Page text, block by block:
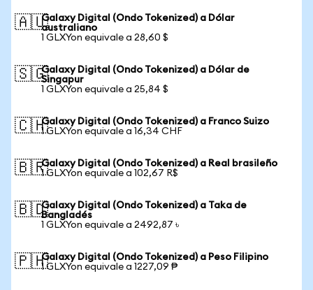
🇦🇺Galaxy Digital (Ondo Tokenized) a Dólar
australiano
1 GLXYon equivale a 28,60 $
🇸🇬Galaxy Digital (Ondo Tokenized) a Dólar de
Singapur
1 GLXYon equivale a 25,84 $
🇨🇭Galaxy Digital (Ondo Tokenized) a Franco Suizo
1 GLXYon equivale a 16,34 CHF
🇧🇷Galaxy Digital (Ondo Tokenized) a Real brasileño
1 GLXYon equivale a 102,67 R$
🇧🇩Galaxy Digital (Ondo Tokenized) a Taka de
Bangladés
1 GLXYon equivale a 2492,87 ৳
🇵🇭Galaxy Digital (Ondo Tokenized) a Peso Filipino
1 GLXYon equivale a 1227,09 ₱